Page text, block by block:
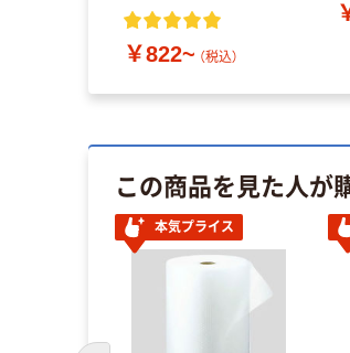
19mm×20m
￥822~ （税込）
この商品を見た人が
本気プライス